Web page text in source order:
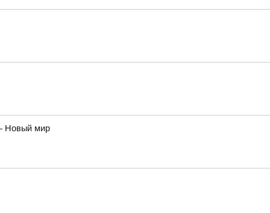
Новый мир